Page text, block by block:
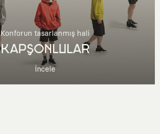
Konforun tasarlanmış hali
KAPŞONLULAR
İncele